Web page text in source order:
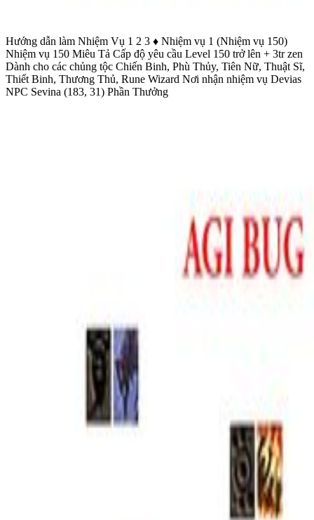
Hướng dẫn làm Nhiệm Vụ 1 2 3 ♦ Nhiệm vụ 1 (Nhiệm vụ 150)
Nhiệm vụ 150 Miêu Tả Cấp độ yêu cầu Level 150 trở lên + 3tr zen
Dành cho các chủng tộc Chiến Binh, Phù Thủy, Tiên Nữ, Thuật Sĩ,
Thiết Binh, Thương Thủ, Rune Wizard Nơi nhận nhiệm vụ Devias
NPC Sevina (183, 31) Phần Thưởng